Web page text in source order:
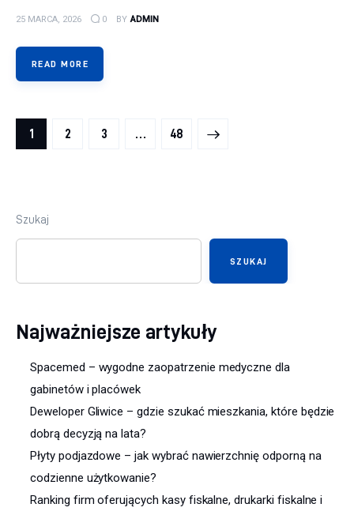
25 MARCA, 2026 0 BY ADMIN
READ MORE
Stronicowanie wpisów
PAGE
1 PAGE
2 PAGE
3 … PAGE
48
>
Szukaj
SZUKAJ
Najważniejsze artykuły
Spacemed – wygodne zaopatrzenie medyczne dla
gabinetów i placówek
Deweloper Gliwice – gdzie szukać mieszkania, które będzie
dobrą decyzją na lata?
Płyty podjazdowe – jak wybrać nawierzchnię odporną na
codzienne użytkowanie?
Ranking firm oferujących kasy fiskalne, drukarki fiskalne i